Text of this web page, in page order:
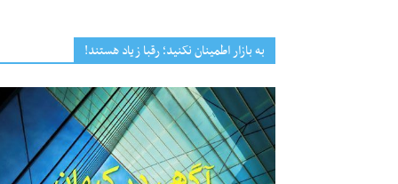
به بازار اطمینان نکنید؛ رقبا زیاد هستند!